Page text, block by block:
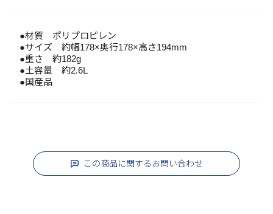
●材質 ポリプロピレン
●サイズ 約幅178×奥行178×高さ194mm
●重さ 約182g
●土容量 約2.6L
●国産品
この商品に関するお問い合わせ